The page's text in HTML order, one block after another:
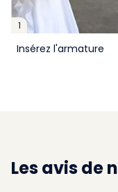
1
Insérez l'armature
Les avis de